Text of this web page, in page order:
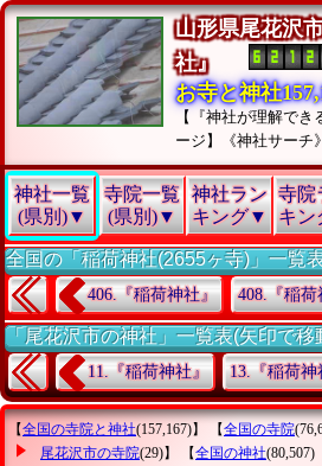
山形県尾花沢
社』
お寺と神社
【『神社が理解で
ージ】《神社サーチ
神社一覧
(県別)▼
寺院一覧
(県別)▼
神社ラン
キング▼
寺院
キ
全国の「稲荷神社(2655ヶ寺)」一覧
406.『稲荷神社』 408.『稲荷
「尾花沢市の神社」一覧表(矢印で移
11.『稲荷神社』 13.『稲荷神
【全国の寺院と神社(157,167)】 【全国の寺院
尾花沢市の寺院(29)】 【全国の神社(80,507)